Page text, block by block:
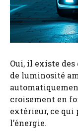
Oui, il existe
de luminosité
croisement en
extérieur, ce qui
l’énergie.